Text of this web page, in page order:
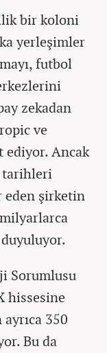
bir koloni
yerleşimler
futbol
zekadan
ve
ediyor. Ancak
tarihleri
eden şirketin
Sorumlusu
hissesine
350
Bu da